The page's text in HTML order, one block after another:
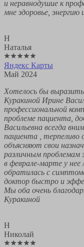
и неравнодушие к
мне здоровье,
Н
Наталья
Яндекс Карты
Май 2024
Хотелось бы
Куракиной Ирине
профессиональной
проблеме пациента,
Васильевна всегда
пациента , терпеливо
объясняют свои
различным проблемам
в феврале-марте у
обратилась с
доктор быстро и
Мы оба очень
Куракиной
Н
Николай